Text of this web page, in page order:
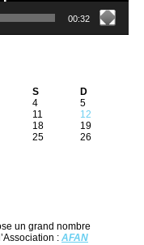
00:32
S
D
4
5
11
12
18
19
25
26
un grand nombre
: AFAN